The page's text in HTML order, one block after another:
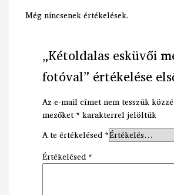
Még nincsenek értékelések.
„Kétoldalas esküvői
fotóval” értékelése
Az e-mail címet nem tesszük közzé.
mezőket * karakterrel jelöltük
A te értékelésed *
Értékelésed *